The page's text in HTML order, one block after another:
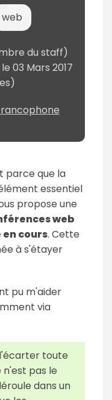
web
du staff)
03 Mars 2017
parce que la
essentiel
propose une
web
cours. Cette
à s'étayer
pu m'aider
via
toute
pas le
dans un